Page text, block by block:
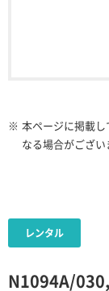
※ 本ページに掲載
なる場合がござい
N1094A/